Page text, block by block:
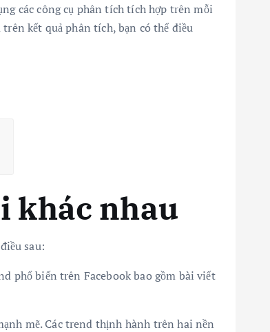
các công cụ phân tích tích hợp trên mỗi
kết quả phân tích, bạn có thể điều
khác nhau
sau:
phổ biến trên Facebook bao gồm bài viết
mẽ. Các trend thịnh hành trên hai nền